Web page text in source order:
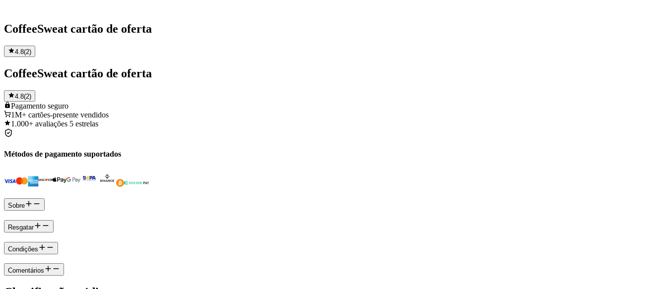
CoffeeSweat cartão de oferta
4.8(2)
CoffeeSweat cartão de oferta
4.8(2)
Pagamento seguro
1M+ cartões-presente vendidos
1.000+ avaliações 5 estrelas
Métodos de pagamento suportados
Sobre
Resgatar
Condições
Comentários